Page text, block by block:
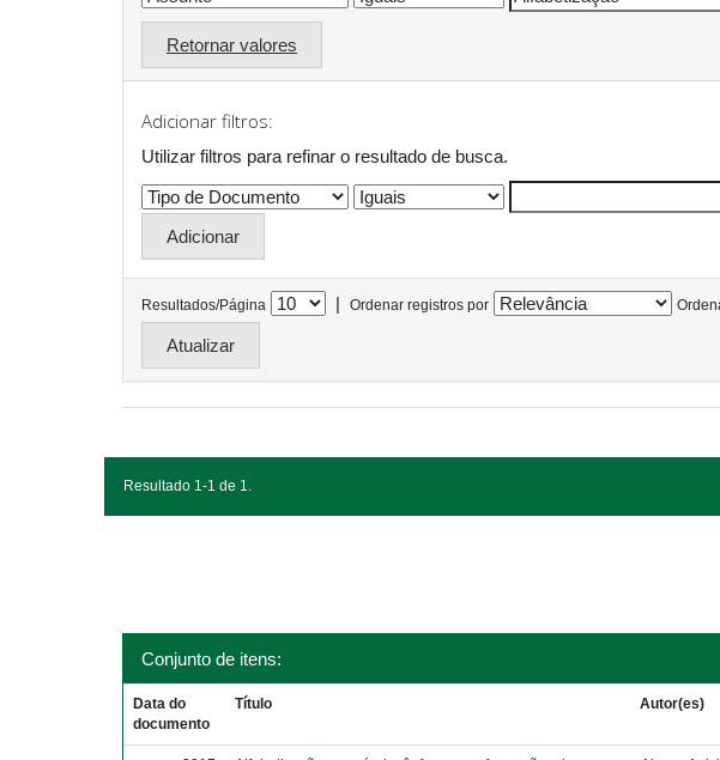
Retornar valores
Adicionar filtros:
Utilizar filtros para refinar o resultado de busca.
Resultados/Página | Ordenar registros por
Resultado 1-1 de 1.
Conjunto de itens:
Data do
documento
Título Autor(es)